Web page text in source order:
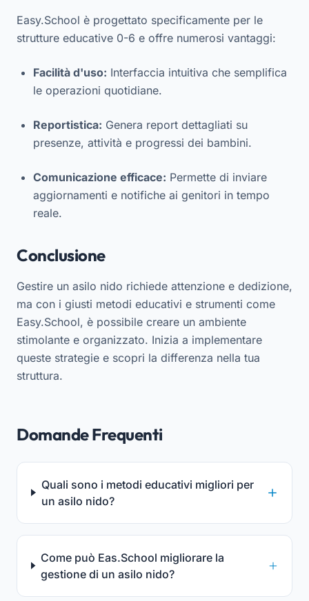
Easy.School è progettato specificamente per le
strutture educative 0-6 e offre numerosi vantaggi:
Facilità d'uso: Interfaccia intuitiva che semplifica
le operazioni quotidiane.
Reportistica: Genera report dettagliati su
presenze, attività e progressi dei bambini.
Comunicazione efficace: Permette di inviare
aggiornamenti e notifiche ai genitori in tempo
reale.
Conclusione
Gestire un asilo nido richiede attenzione e dedizione,
ma con i giusti metodi educativi e strumenti come
Easy.School, è possibile creare un ambiente
stimolante e organizzato. Inizia a implementare
queste strategie e scopri la differenza nella tua
struttura.
Domande Frequenti
Quali sono i metodi educativi migliori per
un asilo nido?
Come può Eas.School migliorare la
gestione di un asilo nido?